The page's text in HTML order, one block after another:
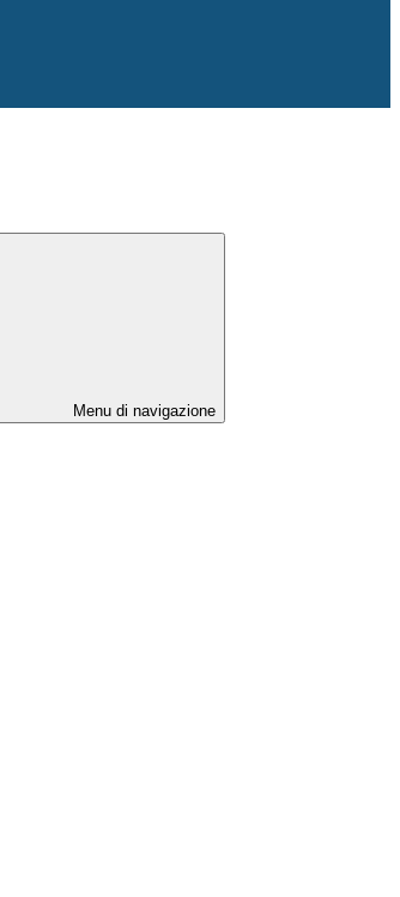
Menu di navigazione